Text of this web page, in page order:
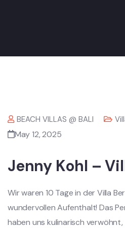
BEACH VILLAS @ BALI
May 12, 2025
Jenny Kohl –
Wir waren 10 Tage in der Villa
wundervollen Aufenthalt! Das
haben uns kulinarisch